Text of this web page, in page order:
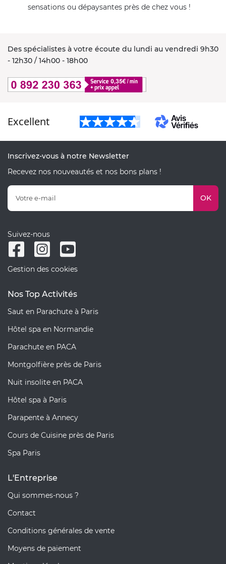
sensations ou dépaysantes près de chez vous !
Des spécialistes à votre écoute du lundi au vendredi 9h30
- 12h30 / 14h00 - 18h00
Excellent
Inscrivez-vous à notre Newsletter
Recevez nos nouveautés et nos bons plans !
OK
Suivez-nous
Gestion des cookies
Nos Top Activités
Saut en Parachute à Paris
Hôtel spa en Normandie
Parachute en PACA
Montgolfière près de Paris
Nuit insolite en PACA
Hôtel spa à Paris
Parapente à Annecy
Cours de Cuisine près de Paris
Spa Paris
L'Entreprise
Qui sommes-nous ?
Contact
Conditions générales de vente
Moyens de paiement